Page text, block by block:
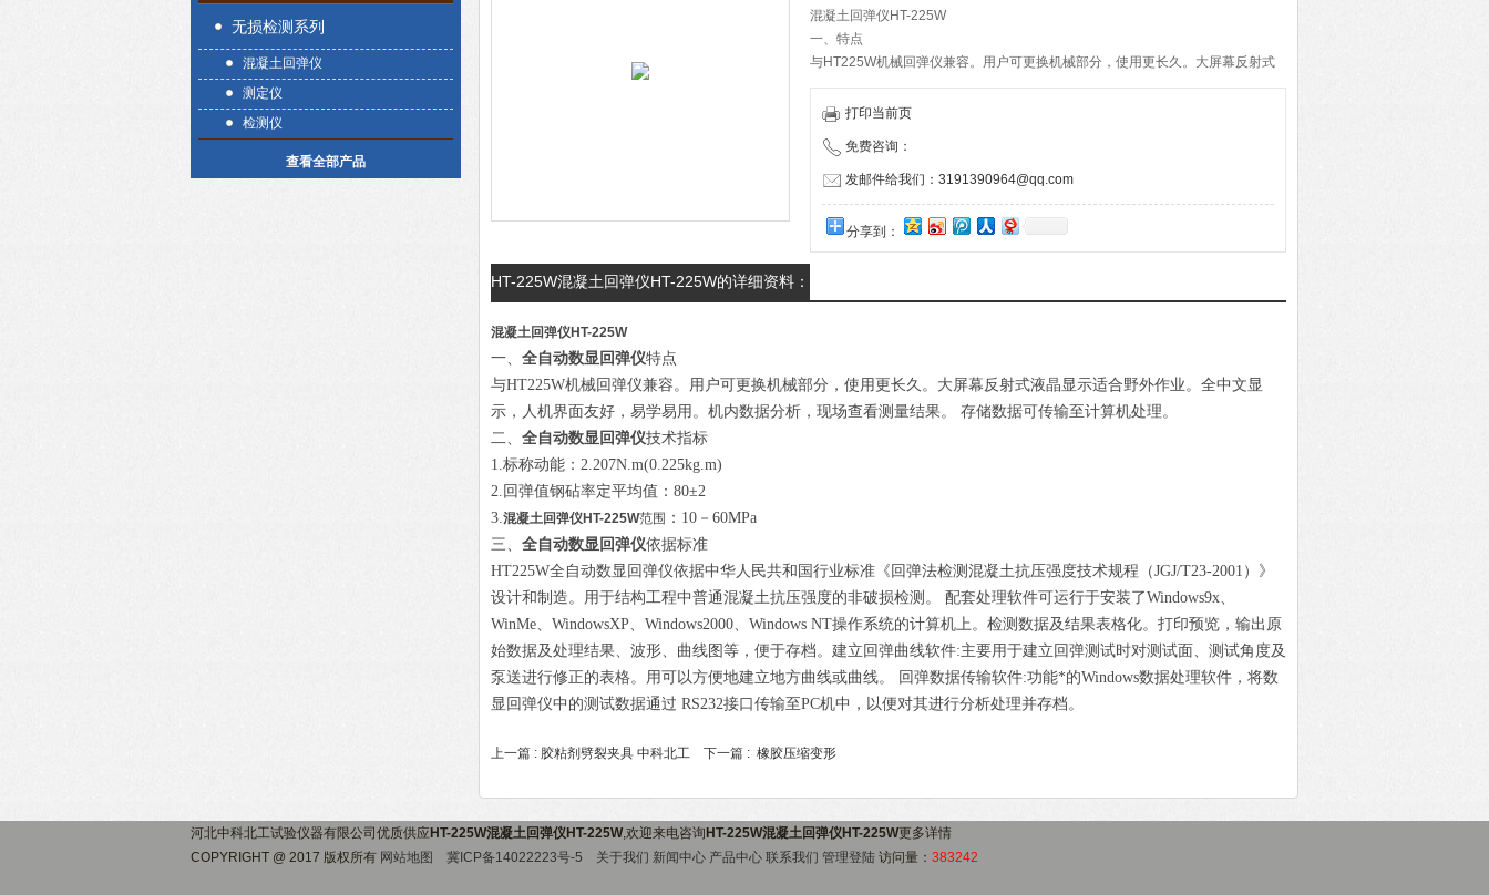
无损检测系列
混凝土回弹仪
测定仪
检测仪
查看全部产品
混凝土回弹仪HT-225W
一、特点
与HT225W机械回弹仪兼容。用户可更换机械部分，使用更长久。大屏幕反射式
液晶显示适合野外作业。全中文显示，人机界面友好，易学易用。机内数据分
析，现场查看测量结果。 存储数据可传输至计算机处理。
1.标称动能：2.207N.m（0.225kg.m）
2.回弹值钢砧率定平均值：80±2
打印当前页
免费咨询：
发邮件给我们：3191390964@qq.com
分享到：
HT-225W混凝土回弹仪HT-225W的详细资料：
混凝土回弹仪HT-225W
一、 全自动数显回弹仪特点
与HT225W机械回弹仪兼容。用户可更换机械部分，使用更长久。大屏幕反射式液晶显示适合野外作业。全中文显
示，人机界面友好，易学易用。机内数据分析，现场查看测量结果。 存储数据可传输至计算机处理。
二、 全自动数显回弹仪技术指标
1.标称动能：2.207N.m(0.225kg.m)
2. 回弹值钢砧率定平均值：80±2
3.混凝土回弹仪HT-225W范围 ：10－60MPa
三、 全自动数显回弹仪依据标准
HT225W全自动数显回弹仪依据中华人民共和国行业标准《回弹法检测混凝土抗压强度技术规程（JGJ/T23-2001）》
设计和制造。用于结构工程中普通混凝土抗压强度的非破损检测。 配套处理软件可运行于安装了Windows9x、
WinMe、WindowsXP、Windows2000、Windows NT操作系统的计算机上。检测数据及结果表格化。打印预览，输出原
始数据及处理结果、波形、曲线图等，便于存档。建立回弹曲线软件:主要用于建立回弹测试时对测试面、测试角度及
泵送进行修正的表格。用可以方便地建立地方曲线或曲线。 回弹数据传输软件:功能*的Windows数据处理软件，将数
显回弹仪中的测试数据通过 RS232接口传输至PC机中，以便对其进行分析处理并存档。
上一篇 : 胶粘剂劈裂夹具 中科北工 下一篇 : 橡胶压缩变形
河北中科北工试验仪器有限公司优质供应 HT-225W混凝土回弹仪HT-225W,欢迎来电咨询 HT-225W混凝土回弹仪HT-225W更多详情
COPYRIGHT @ 2017 版权所有 网站地图 冀ICP备14022223号-5 关于我们 新闻中心 产品中心 联系我们 管理登陆 访问量： 383242